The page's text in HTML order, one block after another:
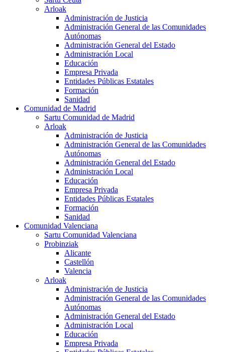
Arloak
Administración de Justicia
Administración General de las Comunidades
Autónomas
Administración General del Estado
Administración Local
Educación
Empresa Privada
Entidades Públicas Estatales
Formación
Sanidad
Comunidad de Madrid
Sartu Comunidad de Madrid
Arloak
Administración de Justicia
Administración General de las Comunidades
Autónomas
Administración General del Estado
Administración Local
Educación
Empresa Privada
Entidades Públicas Estatales
Formación
Sanidad
Comunidad Valenciana
Sartu Comunidad Valenciana
Probinziak
Alicante
Castellón
Valencia
Arloak
Administración de Justicia
Administración General de las Comunidades
Autónomas
Administración General del Estado
Administración Local
Educación
Empresa Privada